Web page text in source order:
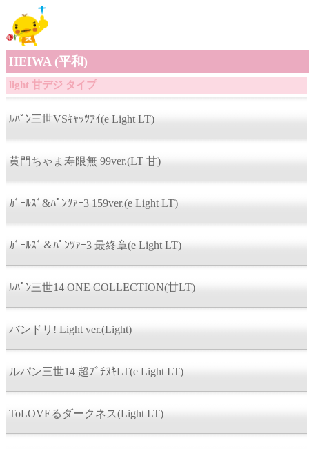
HEIWA (平和)
light 甘デジ タイプ
ﾙﾊﾟﾝ三世VSｷｬｯﾂｱｲ(e Light LT)
黄門ちゃま寿限無 99ver.(LT 甘)
ｶﾞｰﾙｽﾞ&ﾊﾟﾝﾂｧｰ3 159ver.(e Light LT)
ｶﾞｰﾙｽﾞ＆ﾊﾟﾝﾂｧｰ3 最終章(e Light LT)
ﾙﾊﾟﾝ三世14 ONE COLLECTION(甘LT)
バンドリ! Light ver.(Light)
ルパン三世14 超ﾌﾞﾁﾇｷLT(e Light LT)
ToLOVEるダークネス(Light LT)